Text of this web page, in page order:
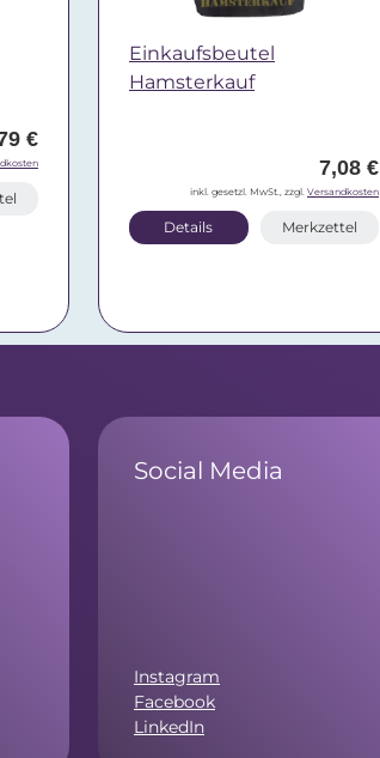
€
Einkaufsbeutel
Hamsterkauf
7,08 €
inkl. gesetzl. MwSt., zzgl. Versandkosten
Details Merkzettel
Social Media
Instagram
Facebook
LinkedIn